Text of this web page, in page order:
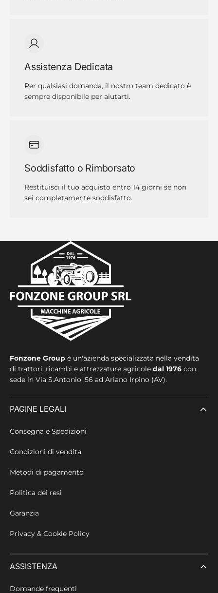
Assistenza Dedicata
Per qualsiasi domanda, il nostro team dedicato è
sempre disponibile per aiutarti.
Soddisfatto o Rimborsato
Restituisci il tuo acquisto entro 14 giorni se non
sei completamente soddisfatto.
Fonzone Group è un'azienda specializzata nella vendita
di trattori, ricambi e attrezzature agricole dal 1976 con
sede in Via S.Antonio, 56 ad Ariano Irpino (AV).
PAGINE LEGALI
Consegna e Spedizioni
Condizioni di vendita
Metodi di pagamento
Politica dei resi
Garanzia
Privacy & Cookie Policy
ASSISTENZA
Domande frequenti